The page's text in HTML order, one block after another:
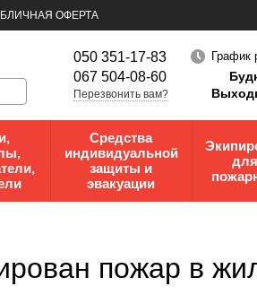
ОФЕРТА
050 351-17-83
067 504-08-60
Перезвонить вам?
График
Средства
индивидуальной
защиты и
эвакуации
для
пожар в